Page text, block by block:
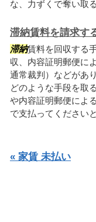
な、力ずくで奪い取
滞納賃料を請求す
滞納賃料を回収する
収、内容証明郵便に
通常裁判）などがあ
どのような手段を取
や内容証明郵便によ
で支払ってください
« 家賃 未払い